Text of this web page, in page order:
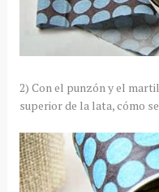
2) Con el punzón y el
superior de la lata, cómo